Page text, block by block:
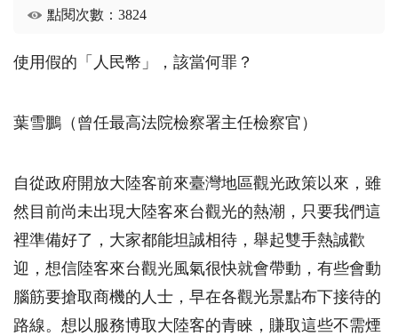
點閱次數：3824
使用假的「人民幣」，該當何罪？
葉雪鵬（曾任最高法院檢察署主任檢察官）
自從政府開放大陸客前來臺灣地區觀光政策以來，雖
然目前尚未出現大陸客來台觀光的熱潮，只要我們這
裡準備好了，大家都能坦誠相待，舉起雙手熱誠歡
迎，想信陸客來台觀光風氣很快就會帶動，有些會動
腦筋要搶取商機的人士，早在各觀光景點布下接待的
路線。想以服務博取大陸客的青睞，賺取這些不需煙